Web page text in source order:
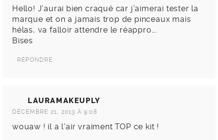
Hello! J’aurai bien craqué car j’aimerai tester la
marque et on a jamais trop de pinceaux mais
hélas, va falloir attendre le réappro….
Bises
RÉPONDRE
LAURAMAKEUPLY
DÉCEMBRE 21, 2013 À 9:08
wouaw ! il a l’air vraiment TOP ce kit !